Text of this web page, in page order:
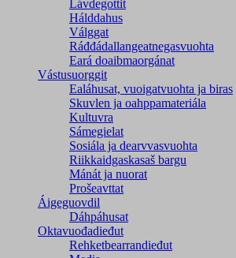
Lávdegottit
Hálddahus
Válggat
Ráđđádallangeatnegas­vuohta
Eará doaibmaorgánat
Vástusuorggit
Ealáhusat, vuoigatvuohta ja biras
Skuvlen ja oahppamateriála
Kultuvra
Sámegielat
Sosiála ja dearvvasvuohta
Riikkaidgaskasaš bargu
Mánát ja nuorat
Prošeavttat
Áigeguovdil
Dáhpáhusat
Oktavuođadieđut
Rehketbearrandieđut